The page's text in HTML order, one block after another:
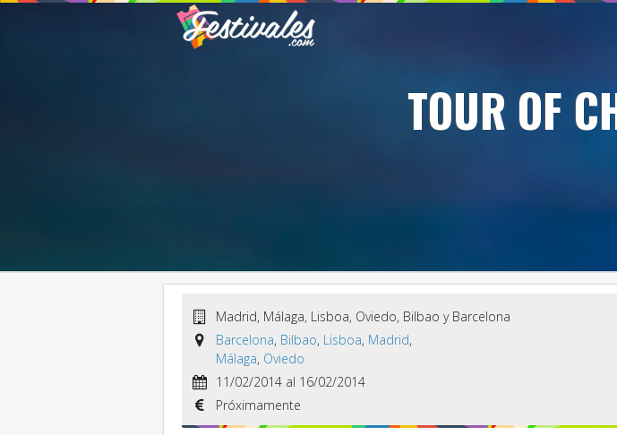
TOUR OF
Madrid, Málaga, Lisboa, Oviedo, Bilbao y Barcelona
Barcelona, Bilbao, Lisboa, Madrid,
Málaga, Oviedo
11/02/2014 al 16/02/2014
Próximamente